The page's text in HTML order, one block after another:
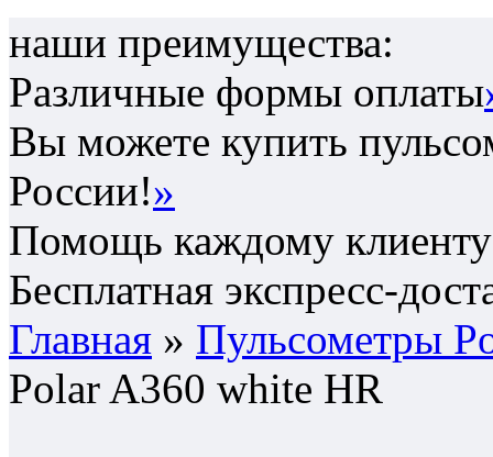
наши преимущества:
Различные формы оплаты
Вы можете купить
России!»
Помощь каждому клиенту
Бесплатная экспресс-
Главная » Пульсометры
Polar A360 white HR